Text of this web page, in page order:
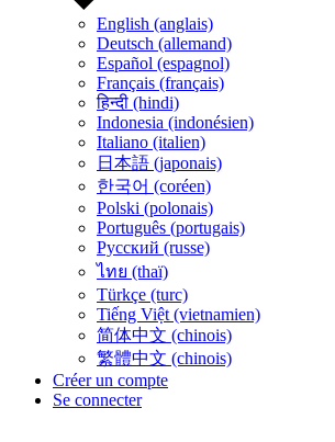
English (anglais)
Deutsch (allemand)
Español (espagnol)
Français (français)
हिन्दी (hindi)
Indonesia (indonésien)
Italiano (italien)
日本語 (japonais)
한국어 (coréen)
Polski (polonais)
Português (portugais)
Русский (russe)
ไทย (thaï)
Türkçe (turc)
Tiếng Việt (vietnamien)
简体中文 (chinois)
繁體中文 (chinois)
Créer un compte
Se connecter